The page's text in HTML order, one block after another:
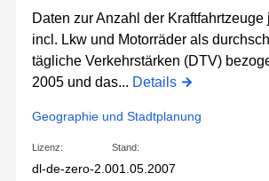
Daten zur Anzahl der Kraftfahrtzeuge
incl. Lkw und Motorräder als
tägliche Verkehrstärken (DTV)
2005 und das... Details
Geographie und Stadtplanung
Lizenz:
dl-de-zero-2.0
Stand:
01.05.2007